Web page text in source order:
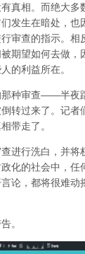
真相。而绝大多
发生在暗处，也
审查的指示。相
期望如何去做，
的利益所在。
那种审查——半夜
转过来了。记者
带走了。
进行洗白，并将
化的社会中，任
论，都将很难动
。